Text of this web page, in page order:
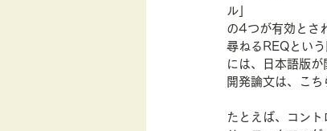
ル」
の4つが有効とさ
尋ねるREQとい
には、日本語版
開発論文は、こち
たとえば、コン